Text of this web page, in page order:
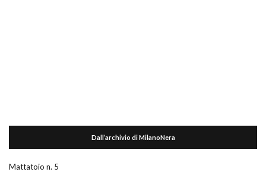
Dall’archivio di MilanoNera
Mattatoio n. 5